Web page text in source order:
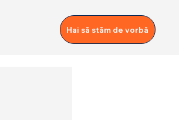
Hai să stăm de vorbă